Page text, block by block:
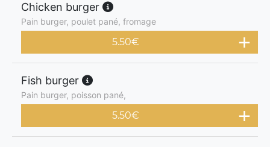
Chicken burger
Pain burger, poulet pané, fromage
5.50€
Fish burger
Pain burger, poisson pané,
5.50€